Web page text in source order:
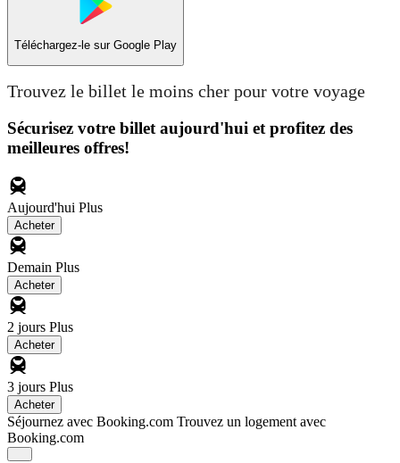
Téléchargez-le sur Google Play
Trouvez le billet le moins cher pour votre voyage
Sécurisez votre billet aujourd'hui et profitez des
meilleures offres!
Aujourd'hui Plus
Acheter
Demain Plus
Acheter
2 jours Plus
Acheter
3 jours Plus
Acheter
Séjournez avec Booking.com Trouvez un logement avec
Booking.com